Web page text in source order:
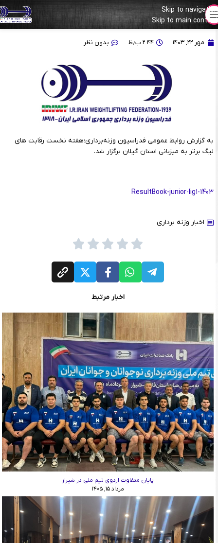
Skip to navigation
Skip to main content
ریزالت بوک هفته اول لیگ وزنه‌برداری بزرگسالان
مهر ۲۲, ۱۴۰۳ ۲:۴۴ ب٫ظ بدون نظر
به گزارش روابط عمومی فدراسیون وزنه‌برداری؛هفته نخست رقابت های
لیگ برتر به میزبانی استان گیلان برگزار شد.
ResultBook-junior-lig1-1403
اخبار وزنه برداری
اخبار مرتبط
پایان متفاوت اردوی تیم ملی در شیراز
مرداد ۱۵, ۱۴۰۵